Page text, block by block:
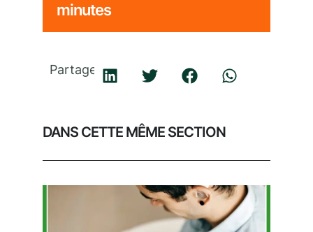
minutes
Partager
DANS CETTE MÊME SECTION